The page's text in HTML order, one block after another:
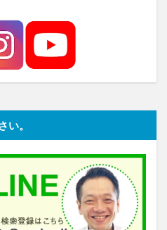
い。